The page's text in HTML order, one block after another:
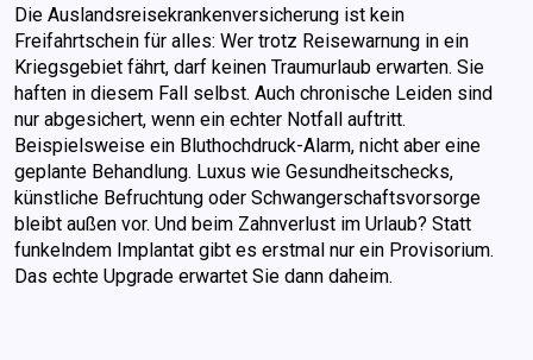
Die Auslandsreisekrankenversicherung ist kein
Freifahrtschein für alles: Wer trotz Reisewarnung in ein
Kriegsgebiet fährt, darf keinen Traumurlaub erwarten. Sie
haften in diesem Fall selbst. Auch chronische Leiden sind
nur abgesichert, wenn ein echter Notfall auftritt.
Beispielsweise ein Bluthochdruck-Alarm, nicht aber eine
geplante Behandlung. Luxus wie Gesundheitschecks,
künstliche Befruchtung oder Schwangerschaftsvorsorge
bleibt außen vor. Und beim Zahnverlust im Urlaub? Statt
funkelndem Implantat gibt es erstmal nur ein Provisorium.
Das echte Upgrade erwartet Sie dann daheim.